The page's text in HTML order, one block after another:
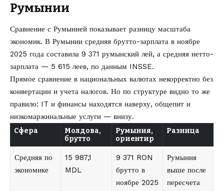
Румынии
Сравнение с Румынией показывает разницу масштаба
экономик. В Румынии средняя брутто-зарплата в ноябре
2025 года составила 9 371 румынский лей, а средняя нетто-
зарплата — 5 615 леев, по данным INSSE.
Прямое сравнение в национальных валютах некорректно без
конвертации и учета налогов. Но по структуре видно то же
правило: IT и финансы находятся наверху, общепит и
низкомаржинальные услуги — внизу.
Сфера
Молдова,
брутто
Румыния,
ориентир
Разница
Средняя по
экономике
15 987,1
MDL
9 371 RON
брутто в
ноябре 2025
Румыния
выше после
пересчета